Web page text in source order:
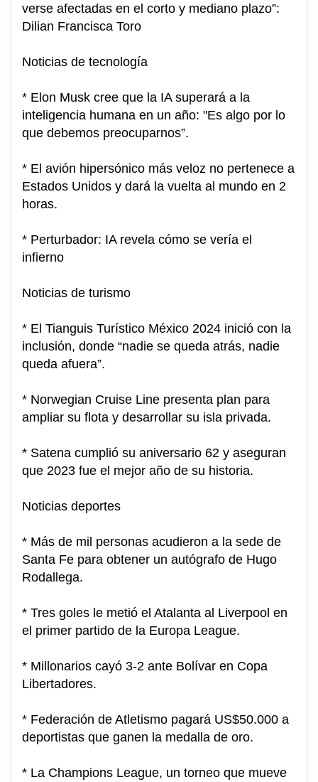
verse afectadas en el corto y mediano plazo”:
Dilian Francisca Toro
Noticias de tecnología
* Elon Musk cree que la IA superará a la
inteligencia humana en un año: "Es algo por lo
que debemos preocuparnos”.
* El avión hipersónico más veloz no pertenece a
Estados Unidos y dará la vuelta al mundo en 2
horas.
* Perturbador: IA revela cómo se vería el
infierno
Noticias de turismo
* El Tianguis Turístico México 2024 inició con la
inclusión, donde “nadie se queda atrás, nadie
queda afuera”.
* Norwegian Cruise Line presenta plan para
ampliar su flota y desarrollar su isla privada.
* Satena cumplió su aniversario 62 y aseguran
que 2023 fue el mejor año de su historia.
Noticias deportes
* Más de mil personas acudieron a la sede de
Santa Fe para obtener un autógrafo de Hugo
Rodallega.
* Tres goles le metió el Atalanta al Liverpool en
el primer partido de la Europa League.
* Millonarios cayó 3-2 ante Bolívar en Copa
Libertadores.
* Federación de Atletismo pagará US$50.000 a
deportistas que ganen la medalla de oro.
* La Champions League, un torneo que mueve